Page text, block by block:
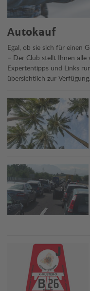
Autokauf
Egal, ob sie sich für einen
– Der Club stellt Ihnen alle
Expertentipps und Links
übersichtlich zur Verfügung.